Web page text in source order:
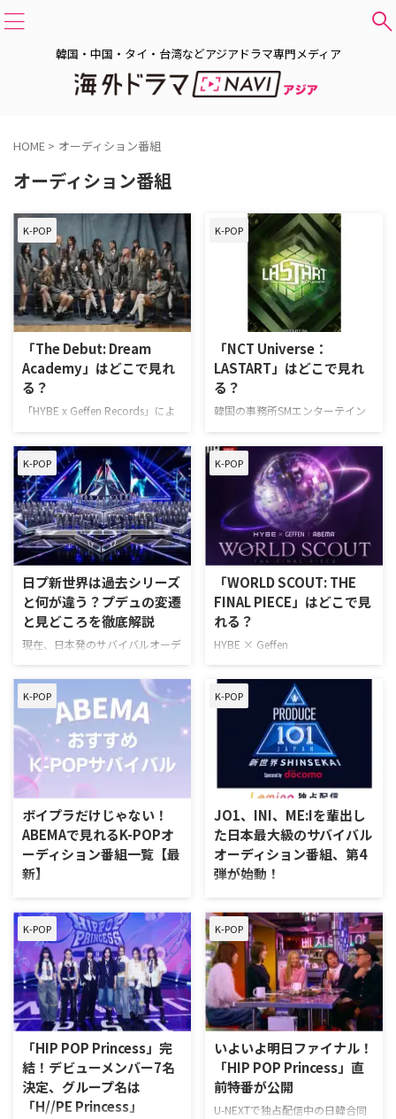
韓国・中国・タイ・台湾などアジアドラマ専門メディア
HOME > オーディション番組
オーディション番組
K-POP
「The Debut: Dream
Academy」はどこで見れ
る？
「HYBE x Geffen Records」によ
誕生するオーディション番組
「The Debut: Dream
Academy（ザ デビュー ドリーム
アカデミー）」の視聴情報をはじ
め、気になる情報をまとめてご紹
介。 ‟ドリアカ”こと「Dream
Academy（ドリーム アカデミ
ー）」視聴方法 「The Debut:
Dream Academy（ザ デビュー ド
リーム アカデミー）」は、
ABEMA（アベマ）にて独占配信
されていたが、現在は配信を終了
K-POP
「NCT Universe：
LASTART」はどこで見れ
る？
韓国の事務所SMエンターテイン
組「NCT Universe：LASTART」の
視聴方法をまとめた。 サバイバ
ル番組「NCT Universe：
LASTART」配信情報 デビューサ
バイバル番組「NCT Universe：
LASTART」は、Huluで独占配信
中。 そもそも「NCT Universe：
LASTART」って何？ NCT 127、
NCT DREAM、WayVが所属する多
国籍ボーイズグループ・NCT。
「NCT」は、「ネオ・カルチャ
ー・テクノロジー（Neo Culture
K-POP
日プ新世界は過去シリーズ
と何が違う？プデュの変遷
と見どころを徹底解説
現在、日本発のサバイバルオーデ
ィション番組「PRODUCE 101
JAPAN 新世界」が開催中であ
り、国内外から熱い視線が注がれ
ている。グローバルボーイズグル
ープの誕生に向けた新たな戦いを
記念し、本稿では「PRODUCE
101」シリーズの誕生からこれま
での変遷、そして現在地について
紐解いていきたい。 PRODUCE
101（プデュ）とは？誕生から社
会現象になるまでの歴史 そもそ
も「PRODUCE 101」（通称：プ
デュ）とは何か。その歴史は
ある「101」は参加する練習生 …
K-POP
「WORLD SCOUT: THE
FINAL PIECE」はどこで見
れる？
HYBE × Geffen
Records「WORLD SCOUT: THE
FINAL PIECE」の視聴情報をまと
めた。 スカウトプロジェクト
「WORLD SCOUT: THE FINAL
PIECE」の無料視聴方法 結論から
言うと、「WORLD SCOUT: THE
FINAL PIECE」を視聴するのにお
すすめの動画配信サービスは、独
占配信中の「ABEMAプレミア
ム」。 ABEMAプレミアムの特徴
ABEMAはもともと無料で視聴可
能だが、ABEMAプレミアムにラン
クアップすることで、さらに快適
K-POP
ボイプラだけじゃない！
ABEMAで見れるK-POPオ
ーディション番組一覧【最
新】
ABEMAプレミアムで独占配信中の
K-POPオーディション・サバイバ
ル番組を徹底紹介。BOYS
PLANET(ボイプラ)、Girls Planet
999(ガルプラ)、R U Next?、
PROJECT7など、
ZEROBASEONE・ILLIT・Kep1er
を誕生させた人気番組の見どころ
の料金プラン ABEMAで配信され
ているK-POPオーディション番組
の多くは、有料プラン「ABEMA
プレミアム」の加入が必要とな
K-POP
JO1、INI、ME:Iを輩出し
た日本最大級のサバイバル
オーディション番組、第4
弾が始動！
日本最大級のサバイバルオーディ
ション番組「PRODUCE 101
JAPAN」の第4弾「PRODUCE
101 JAPAN 新世界」が、Lemino
で独占無料配信することが明らか
になった。 新たな試みと共に帰
ってきた「PRODUCE 101 JAPAN
新世界」とは 「PRODUCE 101
などを輩出してきた大人気サバイ
バルオーディション番組の第4弾
だ。今回の「PRODUCE 101
JAPAN 新世界」では、番組の規
K-POP
「HIP POP Princess」完
結！デビューメンバー7名
決定、グループ名は
「H//PE Princess」
K-POP
いよいよ明日ファイナル！
「HIP POP Princess」直
前特番が公開
U-NEXTで独占配信中の日韓合同